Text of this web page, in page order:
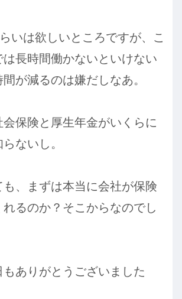
いは欲しいところですが、こ
は長時間働かないといけない
が減るのは嫌だしなあ。
保険と厚生年金がいくらに
ないし。
も、まずは本当に会社が保険
れるのか？そこからなのでし
ありがとうございました